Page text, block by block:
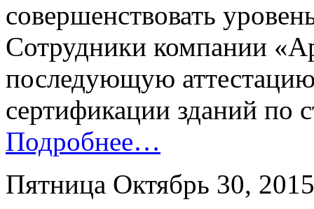
совершенствовать
Сотрудники компании
последующую
сертификации зданий по
Подробнее…
Пятница Октябрь 30,